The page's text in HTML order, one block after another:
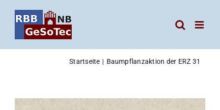
Inhalt
springen
Startseite Baumpflanzaktion der ERZ 31